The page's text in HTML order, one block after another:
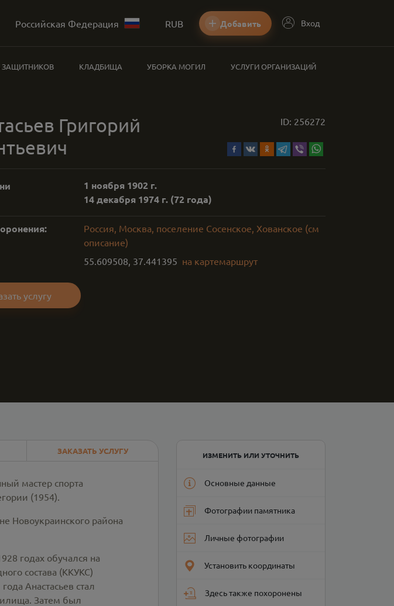
Российская Федерация RUB Добавить Вход
ЗАЩИТНИКОВ КЛАДБИЩА УБОРКА МОГИЛ УСЛУГИ ОРГАНИЗАЦИЙ
Григорий
ID: 256272
1 ноября 1902 г.
14 декабря 1974 г. (72 года)
Россия, Москва, поселение Сосенское, Хованское (см
описание)
55.609508, 37.441395 на картемаршрут
услугу
ЗАКАЗАТЬ УСЛУГУ
мастер спорта
(1954).
Новоукраинского района
годах обучался на
состава (ККУКС)
Анастасьев стал
Затем был
ИЗМЕНИТЬ ИЛИ УТОЧНИТЬ
Основные данные
Фотографии памятника
Личные фотографии
Установить координаты
Здесь также похоронены